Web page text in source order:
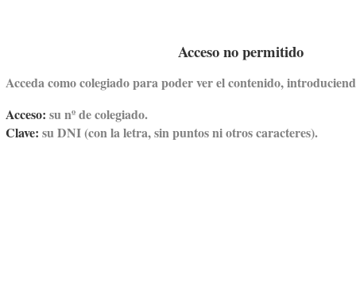
Acceso no permitido
Acceda como colegiado para poder ver el contenido,
Acceso: su nº de colegiado.
Clave: su DNI (con la letra, sin puntos ni otros caracteres).